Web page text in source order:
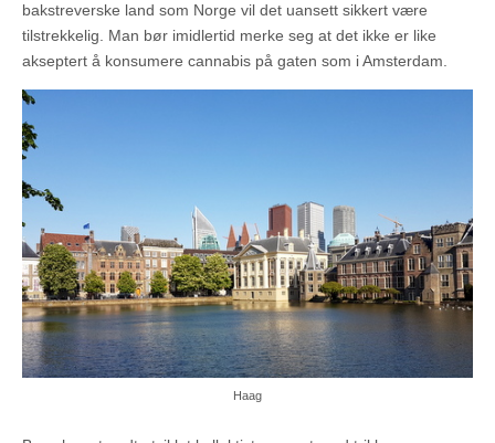
bakstreverske land som Norge vil det uansett sikkert være
tilstrekkelig. Man bør imidlertid merke seg at det ikke er like
akseptert å konsumere cannabis på gaten som i Amsterdam.
Haag